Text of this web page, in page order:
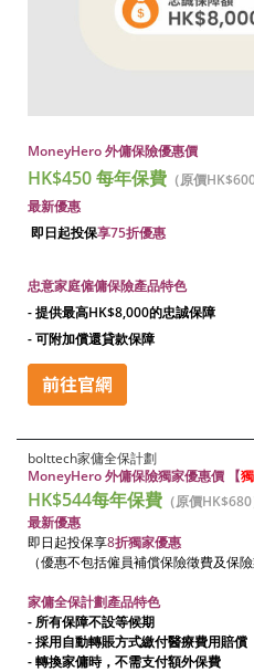
MoneyHero 外傭保險優惠價
HK$450 每年保費 （原價HK$600
最新優惠
即日起投保享75折優惠
忠意家庭僱傭保險產品特色
- 提供最高HK$8,000的忠誠保障
- 可附加償還貸款保障
bolttech家傭全保計劃
MoneyHero 外傭保險獨家優惠價 【
HK$544每年保費 （原價HK$680
最新優惠
即日起投保享8折獨家優惠
（優惠不包括僱員補償保險徵費及保
家傭全保計劃產品特色
- 所有保障不設等候期
-採用自動轉賬方式繳付醫療費用賠償
- 轉換家傭時，不需支付額外保費